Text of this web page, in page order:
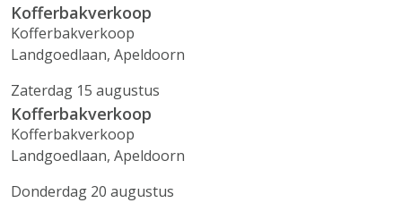
Kofferbakverkoop
Kofferbakverkoop
Landgoedlaan, Apeldoorn
Zaterdag 15 augustus
Kofferbakverkoop
Kofferbakverkoop
Landgoedlaan, Apeldoorn
Donderdag 20 augustus